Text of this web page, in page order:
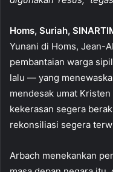
Homs, Suriah,
Yunani di Homs, Jean-
pembantaian warga
lalu — yang
mendesak umat
kekerasan segera
rekonsiliasi segera
Arbach menekankan